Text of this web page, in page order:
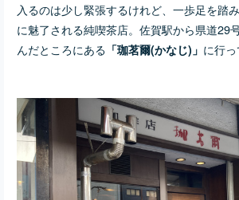
入るのは少し緊張するけれど、一歩足を踏
に魅了される純喫茶店。佐賀駅から県道29
んだところにある 「珈茗爾(かなじ)」 に行っ